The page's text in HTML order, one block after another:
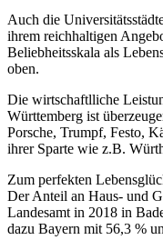
Auch die
ihrem reichhaltigen
Beliebheitsskala als
oben.
Die wirtschaftlliche
Württemberg ist
Porsche, Trumpf, Festo,
ihrer Sparte wie z.B.
Zum perfekten
Der Anteil an Haus- und
Landesamt in 2018 in
dazu Bayern mit 56,3 %